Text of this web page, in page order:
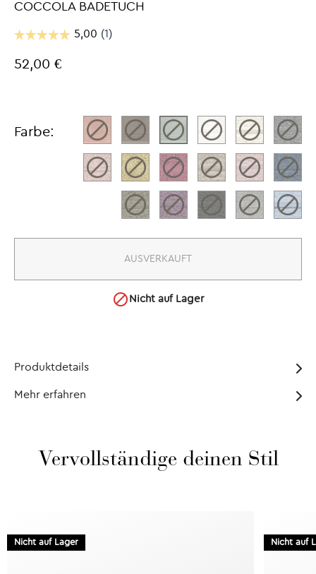
COCCOLA BADETUCH
52,00 €
Farbe:
AUSVERKAUFT
 Nicht auf Lager
Produktdetails
Mehr erfahren
Vervollständige deinen Stil
Nicht auf Lager Nicht auf